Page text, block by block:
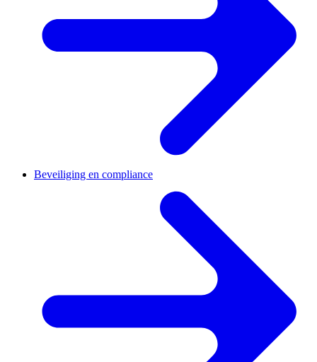
Beveiliging en compliance